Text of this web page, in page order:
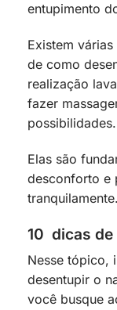
entupimento
Existem
de como
realização
fazer
possibilidades.
Elas são
desconforto e
tranquilamente.
10 dicas
Nesse tópico,
desentupir o
você busque